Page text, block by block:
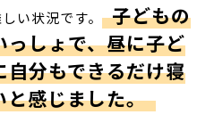
い状況です。 子どもの
しょで、昼に子ど
分もできるだけ寝
と感じました。